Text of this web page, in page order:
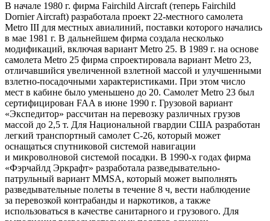
В начале 1980 г. фирма Fairchild Aircraft (теперь Fairchild
Dornier Aircraft) разработала проект 22-местного самолета
Metro III для местных авиалиний, поставки которого начались
в мае 1981 г. В дальнейшем фирма создала несколько
модификаций, включая вариант Metro 25. В 1989 г. на основе
самолета Metro 25 фирма спроектировала вариант Metro 23,
отличавшийся увеличенной взлетной массой и улучшенными
взлетно-посадочными характеристиками. При этом число
мест в кабине было уменьшено до 20. Самолет Metro 23 был
сертифицирован FAA в июне 1990 г. Грузовой вариант
«Экспедитор» рассчитан на перевозку различных грузов
массой до 2,5 т. Для Национальной гвардии США разработан
легкий транспортный самолет С-26, который может
оснащаться спутниковой системой навигации
и микроволновой системой посадки. В 1990-х годах фирма
«Фэрчайлд Эркрафт» разработала разведывательно-
патрульный вариант MMSA, который может выполнять
разведывательные полеты в течение 8 ч, вести наблюдение
за перевозкой контрабанды и наркотиков, а также
использоваться в качестве санитарного и грузового. Для